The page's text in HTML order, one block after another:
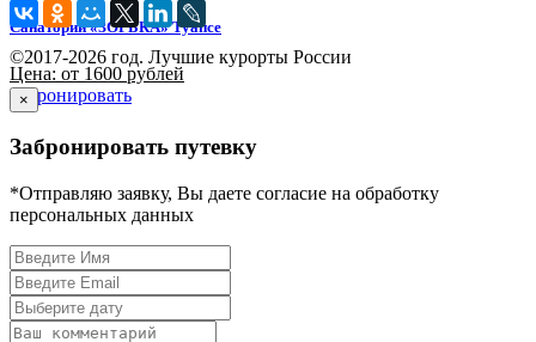
Санаторий «ЗОРЬКА» Туапсе
Цена: от 1600 рублей
Забронировать
©2017-2026 год. Лучшие курорты России
×
Забронировать путевку
*Отправляю заявку, Вы даете согласие на обработку
персональных данных